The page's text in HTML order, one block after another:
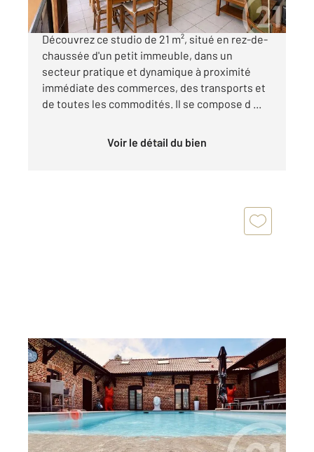
Idéal investissement ou premier achat !
Découvrez ce studio de 21 m², situé en rez-de-
chaussée d'un petit immeuble, dans un
secteur pratique et dynamique à proximité
immédiate des commerces, des transports et
de toutes les commodités. Il se compose d ...
Voir le détail du bien
RICHEBOURG 62
355 m2 , 8 pièces
Ref : 749
Maison à vendre
1 260 000 €